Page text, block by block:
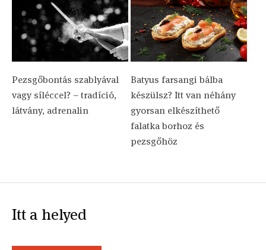
Pezsgőbontás szablyával
vagy síléccel? – tradíció,
látvány, adrenalin
Batyus farsangi bálba
készülsz? Itt van néhány
gyorsan elkészíthető
falatka borhoz és
pezsgőhöz
Itt a helyed